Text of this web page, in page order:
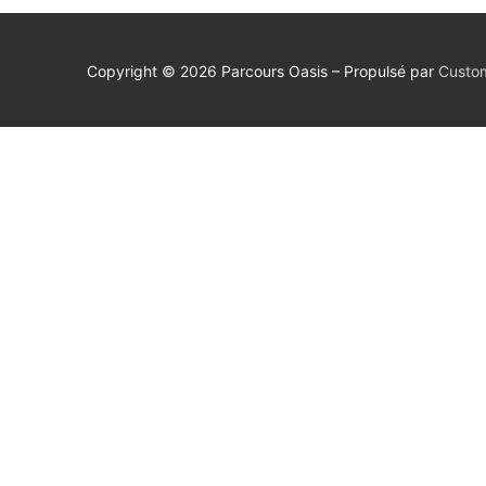
Copyright © 2026 Parcours Oasis – Propulsé par